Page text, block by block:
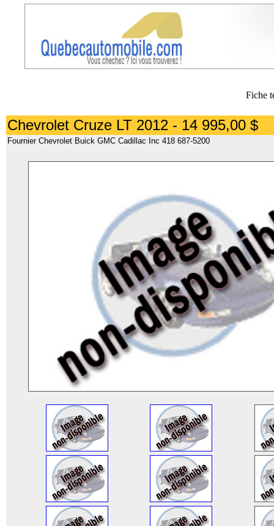
Fiche
Chevrolet Cruze LT 2012 - 14 995,00 $
Fournier Chevrolet Buick GMC Cadillac Inc 418 687-5200